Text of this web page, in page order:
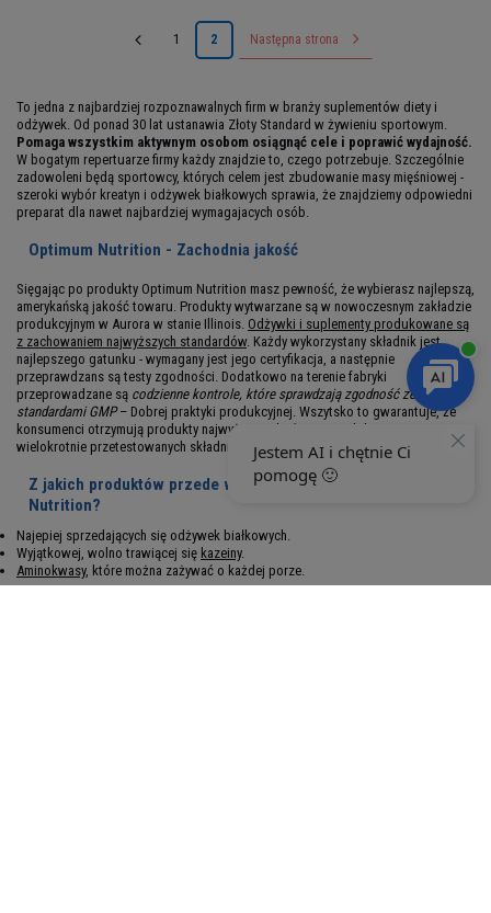
1 2 Następna strona
To jedna z najbardziej rozpoznawalnych firm w branży suplementów diety i
odżywek. Od ponad 30 lat ustanawia Złoty Standard w żywieniu sportowym.
Pomaga wszystkim aktywnym osobom osiągnąć cele i poprawić wydajność.
W bogatym repertuarze firmy każdy znajdzie to, czego potrzebuje. Szczególnie
zadowoleni będą sportowcy, których celem jest zbudowanie masy mięśniowej -
szeroki wybór kreatyn i odżywek białkowych sprawia, że znajdziemy odpowiedni
preparat dla nawet najbardziej wymagajacych osób.
Optimum Nutrition - Zachodnia jakość
Sięgając po produkty Optimum Nutrition masz pewność, że wybierasz najlepszą,
amerykańską jakość towaru. Produkty wytwarzane są w nowoczesnym zakładzie
produkcyjnym w Aurora w stanie Illinois. Odżywki i suplementy produkowane są
z zachowaniem najwyższych standardów. Każdy wykorzystany składnik jest
najlepszego gatunku - wymagany jest jego certyfikacja, a następnie
przeprawdzans są testy zgodności. Dodatkowo na terenie fabryki
przeprowadzane są codzienne kontrole, które sprawdzają zgodność ze
standardami GMP– Dobrej praktyki produkcyjnej. Wszytsko to gwarantuje, że
konsumenci otrzymują produkty najwyższej jakości, wyprodukowane z
wielokrotnie przetestowanych składników.
Z jakich produktów przede wszystkim znane jest Optimum
Nutrition?
Najepiej sprzedających się odżywek białkowych.
Wyjątkowej, wolno trawiącej się kazeiny.
Aminokwasy, które można zażywać o każdej porze.